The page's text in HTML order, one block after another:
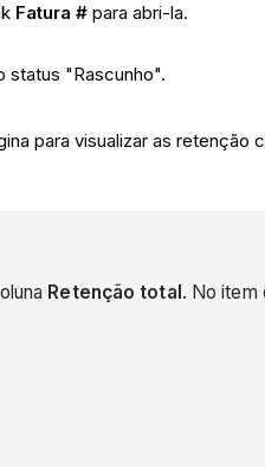
Fatura # para abri-la.
status "Rascunho".
para visualizar as retenção
Retenção total. No item